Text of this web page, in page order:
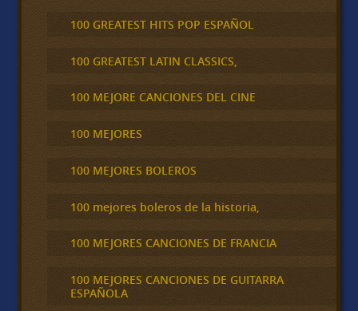
100 GREATEST HITS POP ESPAÑOL
100 GREATEST LATIN CLASSICS,
100 MEJORE CANCIONES DEL CINE
100 MEJORES
100 MEJORES BOLEROS
100 mejores boleros de la historia,
100 MEJORES CANCIONES DE FRANCIA
100 MEJORES CANCIONES DE GUITARRA
ESPAÑOLA